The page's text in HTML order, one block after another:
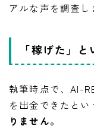
アルな声を調査し
「稼げた」
執筆時点で、AI-
を出金できたと
りません。